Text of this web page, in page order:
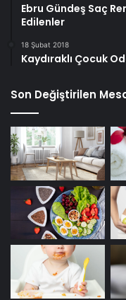
Ebru Gündeş Saç
Edilenler
18 Şubat 2018
Kaydıraklı Çocuk
Son Değiştirilen